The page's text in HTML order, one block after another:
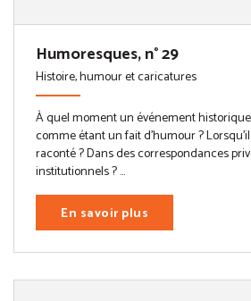
Humoresques, n° 29
Histoire, humour et caricatures
À quel moment un événement
comme étant un fait d’humour ?
raconté ? Dans des correspondances
institutionnels ? ...
En savoir plus